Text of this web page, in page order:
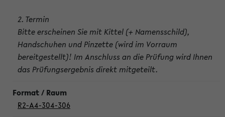
2. Termin
Bitte erscheinen Sie mit Kittel (+ Namensschild),
Handschuhen und Pinzette (wird im Vorraum
bereitgestellt)! Im Anschluss an die Prüfung wird Ihnen
das Prüfungsergebnis direkt mitgeteilt.
R2-A4-304-306